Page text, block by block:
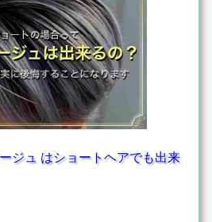
ジュ はショートヘアでも出来